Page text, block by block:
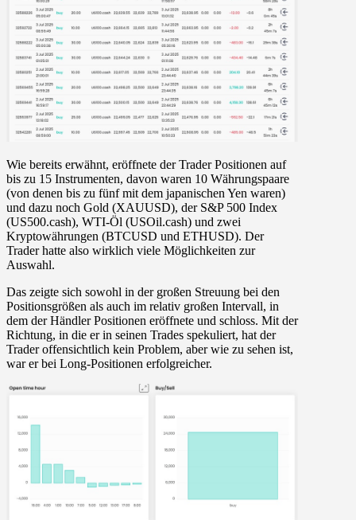
Wie bereits erwähnt, eröffnete der Trader Positionen auf
bis zu 15 Instrumenten, davon waren 10 Währungspaare
(von denen bis zu fünf mit dem japanischen Yen waren)
und dazu noch Gold (XAUUSD), der S&P 500 Index
(US500.cash), WTI-Öl (USOil.cash) und zwei
Kryptowährungen (BTCUSD und ETHUSD). Der
Trader hatte also wirklich viele Möglichkeiten zur
Auswahl.
Das zeigte sich sowohl in der großen Streuung bei den
Positionsgrößen als auch im relativ großen Intervall, in
dem der Händler Positionen eröffnete und schloss. Mit der
Richtung, in die er in seinen Trades spekuliert, hat der
Trader offensichtlich kein Problem, aber wie zu sehen ist,
war er bei Long-Positionen erfolgreicher.